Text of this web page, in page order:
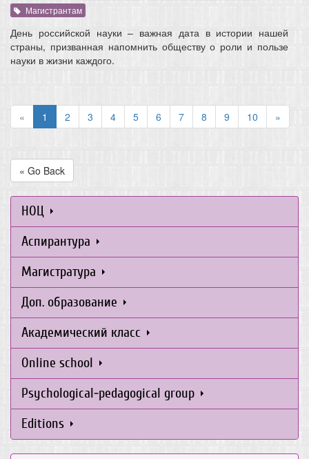
Магистрантам
День российской науки – важная дата в истории нашей
страны, призванная напомнить обществу о роли и пользе
науки в жизни каждого.
« 1 2 3 4 5 6 7 8 9 10 »
« Go Back
НОЦ
Аспирантура
Магистратура
Доп. образование
Академический класс
Online school
Psychological-pedagogical group
Editions